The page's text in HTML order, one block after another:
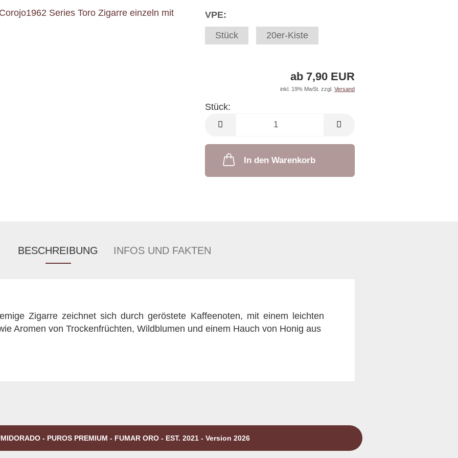
VPE:
Stück
20er-Kiste
ab 7,90 EUR
inkl. 19% MwSt. zzgl. Versand
Stück:
Stück
In den Warenkorb
BESCHREIBUNG INFOS UND FAKTEN
Zigarre zeichnet sich durch geröstete Kaffeenoten, mit einem leichten
Aromen von Trockenfrüchten, Wildblumen und einem Hauch von Honig aus
- PUROS PREMIUM - FUMAR ORO - EST. 2021 - Version 2026